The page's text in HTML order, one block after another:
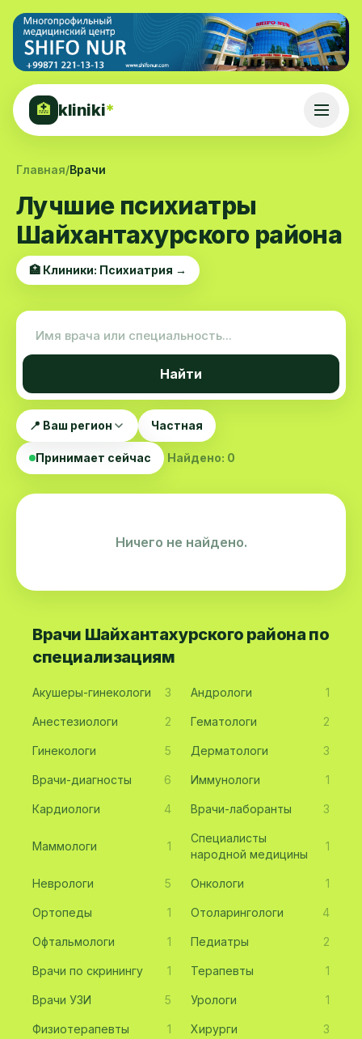
🏥 kliniki*
Главная/Врачи
Лучшие психиатры
Шайхантахурского района
🏥 Клиники: Психиатрия →
Найти
📍 Ваш регион Частная
Принимает сейчас Найдено: 0
Ничего не найдено.
Врачи Шайхантахурского района по
специализациям
Акушеры-гинекологи 3 Андрологи 1
Анестезиологи 2 Гематологи 2
Гинекологи 5 Дерматологи 3
Врачи-диагносты 6 Иммунологи 1
Кардиологи 4 Врачи-лаборанты 3
Маммологи 1
Специалисты
народной медицины
1
Неврологи 5 Онкологи 1
Ортопеды 1 Отоларингологи 4
Офтальмологи 1 Педиатры 2
Врачи по скринингу 1 Терапевты 1
Врачи УЗИ 5 Урологи 1
Физиотерапевты 1 Хирурги 3